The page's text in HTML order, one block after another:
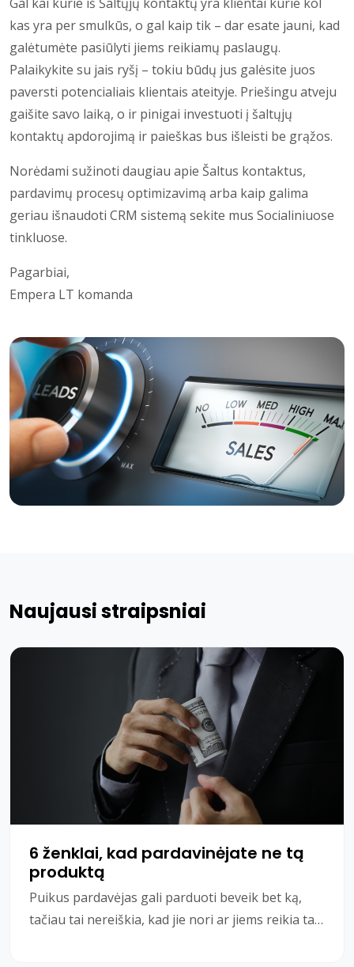
kas yra per smulkūs, o gal kaip tik – dar esate jauni, kad
galėtumėte pasiūlyti jiems reikiamų paslaugų.
Palaikykite su jais ryšį – tokiu būdų jus galėsite juos
paversti potencialiais klientais ateityje. Priešingu atveju
gaišite savo laiką, o ir pinigai investuoti į šaltųjų
kontaktų apdorojimą ir paieškas bus išleisti be grąžos.
Norėdami sužinoti daugiau apie Šaltus kontaktus,
pardavimų procesų optimizavimą arba kaip galima
geriau išnaudoti CRM sistemą sekite mus Socialiniuose
tinkluose.
Pagarbiai,
Empera LT komanda
Naujausi straipsniai
6 ženklai, kad pardavinėjate ne tą
produktą
Puikus pardavėjas gali parduoti beveik bet ką,
tačiau tai nereiškia, kad jie nori ar jiems reikia tai